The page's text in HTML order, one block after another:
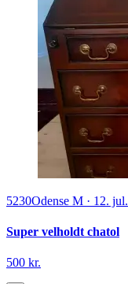
5230Odense M · 12. jul.
Super velholdt chatol
500 kr.